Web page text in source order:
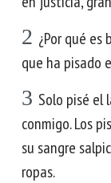
2 ¿Por qué
que ha pisado
3 Solo pisé el
conmigo. Los
su sangre
ropas.